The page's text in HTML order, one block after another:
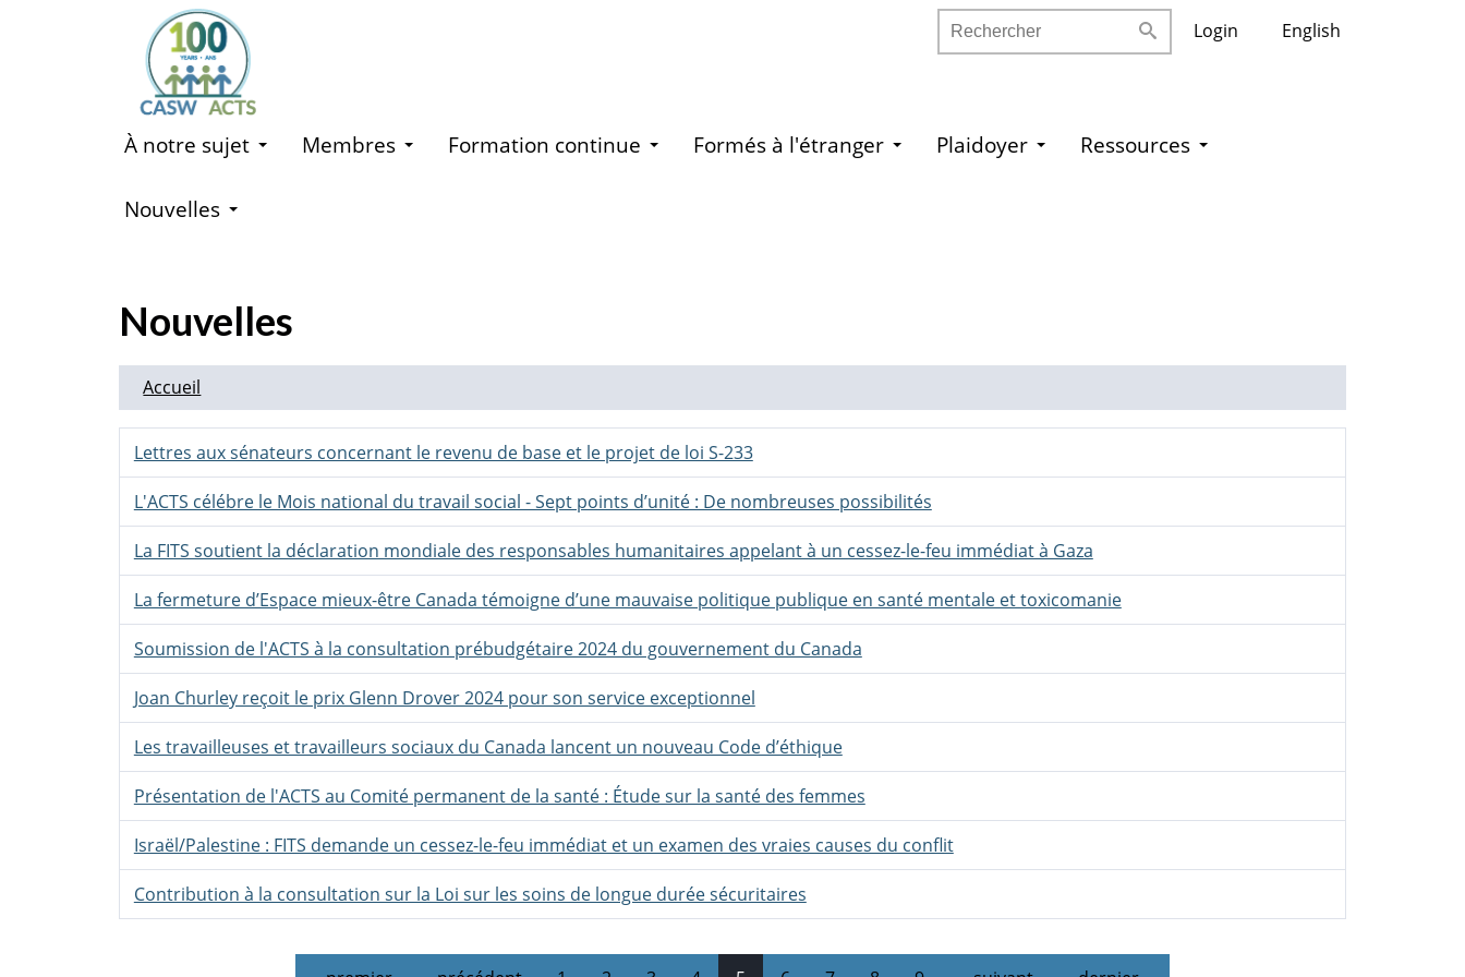
English
Login
Rechercher
À notre sujet Membres Formation continue Formés à l'étranger Plaidoyer Ressources
Nouvelles
Nouvelles
Accueil
Lettres aux sénateurs concernant le revenu de base et le projet de loi S-233
L'ACTS célébre le Mois national du travail social - Sept points d’unité : De nombreuses possibilités
La FITS soutient la déclaration mondiale des responsables humanitaires appelant à un cessez-le-feu immédiat à Gaza
La fermeture d’Espace mieux-être Canada témoigne d’une mauvaise politique publique en santé mentale et toxicomanie
Soumission de l'ACTS à la consultation prébudgétaire 2024 du gouvernement du Canada
Joan Churley reçoit le prix Glenn Drover 2024 pour son service exceptionnel
Les travailleuses et travailleurs sociaux du Canada lancent un nouveau Code d’éthique
Présentation de l'ACTS au Comité permanent de la santé : Étude sur la santé des femmes
Israël/Palestine : FITS demande un cessez-le-feu immédiat et un examen des vraies causes du conflit
Contribution à la consultation sur la Loi sur les soins de longue durée sécuritaires